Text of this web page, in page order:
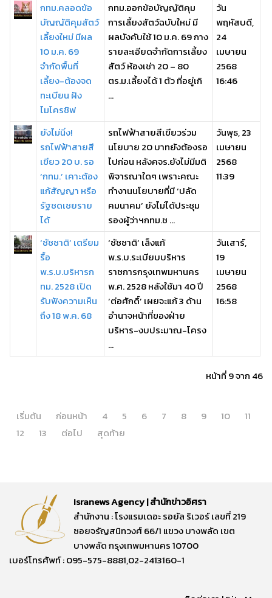
กทม.คลอดข้อ
บัญญัติคุมสัตว์
เลี้ยงใหม่ มีผล
10 ม.ค. 69
จำกัดพื้นที่
เลี้ยง-ต้องจด
ทะเบียน ฝัง
ไมโครชิฟ
กทม.ออกข้อบัญญัติคุม
การเลี้ยงสัตว์ฉบับใหม่ มี
ผลบังคับใช้ 10 ม.ค. 69 กาง
รายละเอียดจำกัดการเลี้ยง
สัตว์ ห้องเช่า 20 – 80
ตร.ม.เลี้ยงได้ 1 ตัว ที่อยู่เกิ
...
วัน
พฤหัสบดี,
24
เมษายน
2568
16:46
ยังไม่นิ่ง!
รถไฟฟ้าสายสี
เขียว 20 บ. รอ
‘กทม.’ เคาะต้อง
แก้สัญญา หรือ
รัฐชดเชยราย
ได้
รถไฟฟ้าสายสีเขียวร่วม
นโยบาย 20 บาทยังต้องรอ
ไปก่อน หลังคจร.ยังไม่มีมติ
พิจารณาใดๆ เพราะคณะ
ทำงานนโยบายที่มี ‘ปลัด
คมนาคม’ ยังไม่ได้ประชุม
รองผู้ว่าฯกทม.ช ...
วันพุธ, 23
เมษายน
2568
11:39
‘ชัชชาติ’ เตรียม
รื้อ
พ.ร.บ.บริหารก
ทม. 2528 เปิด
รับฟังความเห็น
ถึง 18 พ.ค. 68
‘ชัชชาติ’ เล็งแก้
พ.ร.บ.ระเบียบบริหาร
ราชการกรุงเทพมหานคร
พ.ศ. 2528 หลังใช้มา 40 ปี
‘ต่อศักดิ์’ เผยจะแก้ 3 ด้าน
อำนาจหน้าที่ของฝ่าย
บริหาร-งบประมาณ-โครง
...
วันเสาร์,
19
เมษายน
2568
16:58
หน้าที่ 9 จาก 46
เริ่มต้น ก่อนหน้า 4 5 6 7 8 9 10
11
12
13 ต่อไป สุดท้าย
Isranews Agency | สำนักข่าวอิศรา
สำนักงาน : โรงแรมเดอะ รอยัล ริเวอร์ เลขที่ 219
ซอยจรัญสนิทวงศ์ 66/1 แขวง บางพลัด เขต
บางพลัด กรุงเทพมหานคร 10700
เบอร์โทรศัพท์ : 095-575-8881,02-2413160-1